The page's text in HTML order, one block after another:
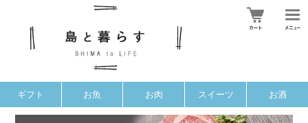
ギフト お魚 お肉 スイーツ お酒